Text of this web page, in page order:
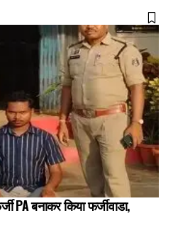
PA बनाकर किया फर्जीवाडा,